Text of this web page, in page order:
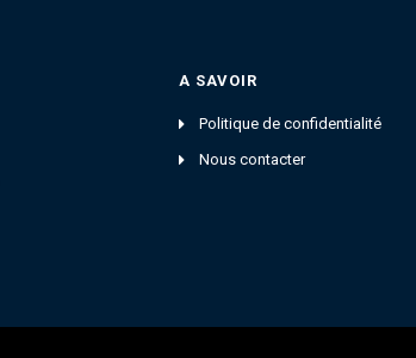
A SAVOIR
Politique de confidentialité
Nous contacter